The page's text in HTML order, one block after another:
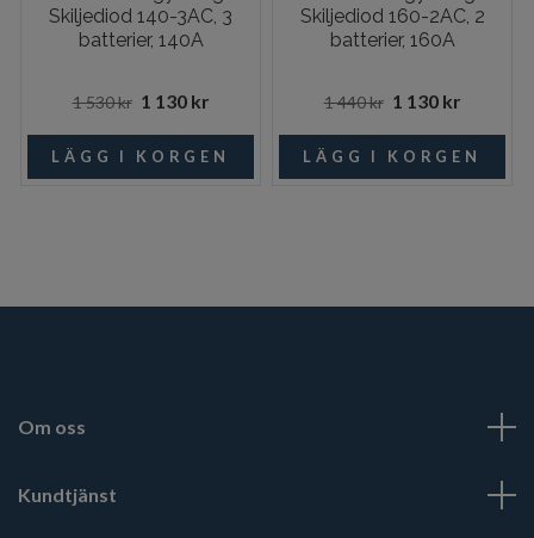
Skiljediod 140-3AC, 3
batterier, 140A
1 530 kr 1 130 kr
Skiljediod 160-2AC, 2
batterier, 160A
1 440 kr 1 130 kr
Om oss
Kundtjänst